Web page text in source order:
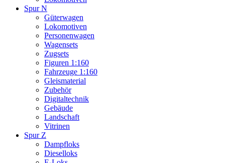
Spur N
Güterwagen
Lokomotiven
Personenwagen
Wagensets
Zugsets
Figuren 1:160
Fahrzeuge 1:160
Gleismaterial
Zubehör
Digitaltechnik
Gebäude
Landschaft
Vitrinen
Spur Z
Dampfloks
Dieselloks